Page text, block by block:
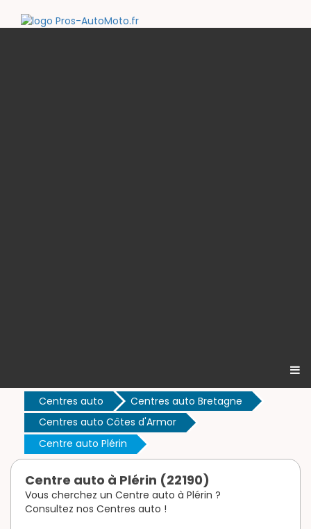
Centres auto
Centres auto Bretagne
Centres auto Côtes d'Armor
Centre auto Plérin
Centre auto à Plérin (22190)
Vous cherchez un Centre auto à Plérin ?
Consultez nos Centres auto !